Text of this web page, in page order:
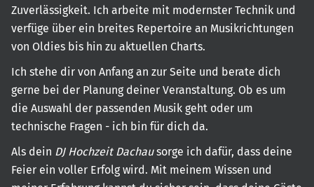
Zuverlässigkeit. Ich arbeite mit modernster Technik und
verfüge über ein breites Repertoire an Musikrichtungen
von Oldies bis hin zu aktuellen Charts.
Ich stehe dir von Anfang an zur Seite und berate dich
gerne bei der Planung deiner Veranstaltung. Ob es um
die Auswahl der passenden Musik geht oder um
technische Fragen - ich bin für dich da.
Als dein DJ Hochzeit Dachausorge ich dafür, dass deine
Feier ein voller Erfolg wird. Mit meinem Wissen und